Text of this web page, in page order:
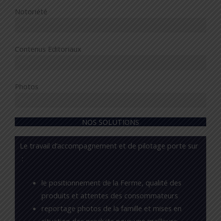
Notoriété
Contenus Editoriaux
Photos
NOS SOLUTIONS
Le travail d’accompagnement et de pilotage porte sur
:
le positionnement de la Ferme, qualité des
produits et attentes des consommateurs
reportage photos de la famille et mises en